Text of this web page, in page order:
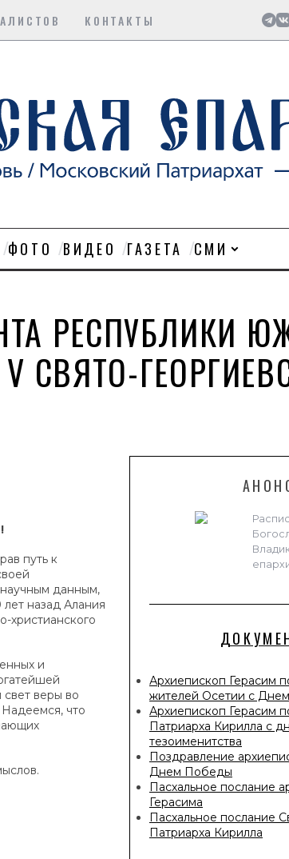
КОНТАКТЫ
ФОТО ВИДЕО ГАЗЕТА СМИ
РЕСПУБЛИКИ
СВЯТО-
Архиепископ Герасим
жителей Осетии с
Архиепископ Герасим
Патриарха Кирилла с
тезоименитства
Поздравление
Днем Победы
Пасхальное послание
Герасима
Пасхальное послание
Патриарха Кирилла
путь к
данным,
назад Алания
христианского
и
веры во
что